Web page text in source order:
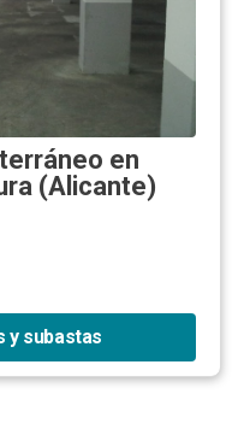
en
(Alicante)
y subastas